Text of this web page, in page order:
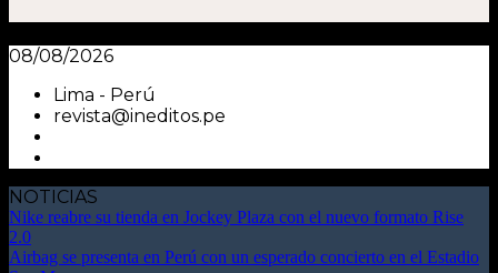
08/08/2026
Lima - Perú
revista@ineditos.pe
NOTICIAS
Nike reabre su tienda en Jockey Plaza con el nuevo formato Rise
2.0
Airbag se presenta en Perú con un esperado concierto en el Estadio